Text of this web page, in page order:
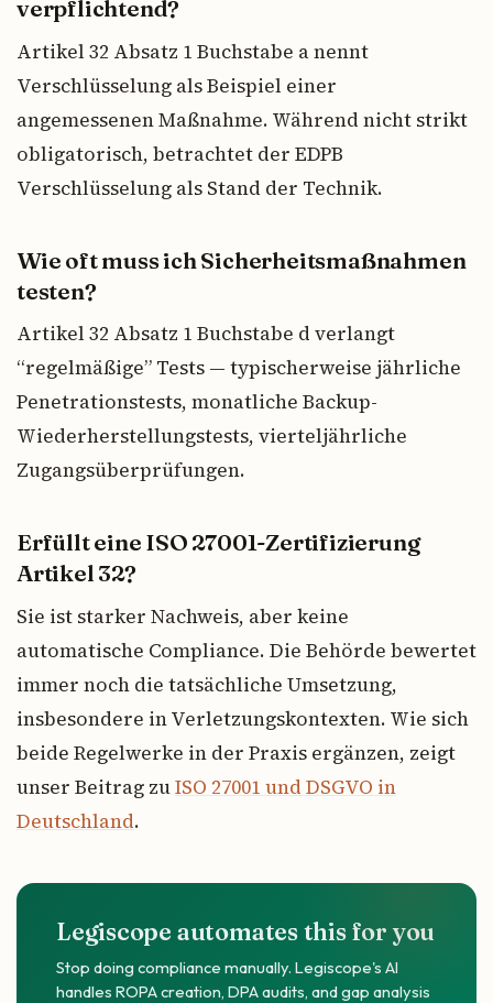
verpflichtend?
Artikel 32 Absatz 1 Buchstabe a nennt
Verschlüsselung als Beispiel einer
angemessenen Maßnahme. Während nicht strikt
obligatorisch, betrachtet der EDPB
Verschlüsselung als Stand der Technik.
Wie oft muss ich Sicherheitsmaßnahmen
testen?
Artikel 32 Absatz 1 Buchstabe d verlangt
“regelmäßige” Tests — typischerweise jährliche
Penetrationstests, monatliche Backup-
Wiederherstellungstests, vierteljährliche
Zugangsüberprüfungen.
Erfüllt eine ISO 27001-Zertifizierung
Artikel 32?
Sie ist starker Nachweis, aber keine
automatische Compliance. Die Behörde bewertet
immer noch die tatsächliche Umsetzung,
insbesondere in Verletzungskontexten. Wie sich
beide Regelwerke in der Praxis ergänzen, zeigt
unser Beitrag zuISO 27001 und DSGVO in
Deutschland.
Legiscope automates this for you
Stop doing compliance manually. Legiscope's AI
handles ROPA creation, DPA audits, and gap analysis